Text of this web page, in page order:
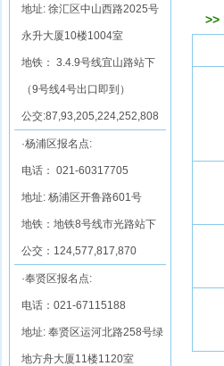
地址: 徐汇区中山西路2025号
永升大厦10楼1004室
地铁： 3.4.9号线宜山路站下
（9号线4号出口即到）
公交:87,93,205,224,252,808
·杨浦区报名点:
电话： 021-60317705
地址: 杨浦区开鲁路601号
地铁：地铁8号线市光路站下
公交：124,577,817,870
·奉贤区报名点:
电话：021-67115188
地址: 奉贤区运河北路258号绿
地方舟大厦11楼1120室
>>